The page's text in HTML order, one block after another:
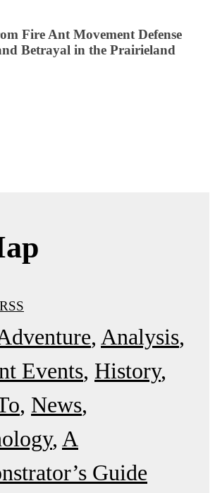
Fire Ant Movement Defense
Betrayal in the Prairieland
RSS
Analysis
Events History
News
A
Guide